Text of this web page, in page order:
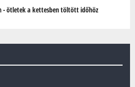
- ötletek a kettesben töltött időhöz